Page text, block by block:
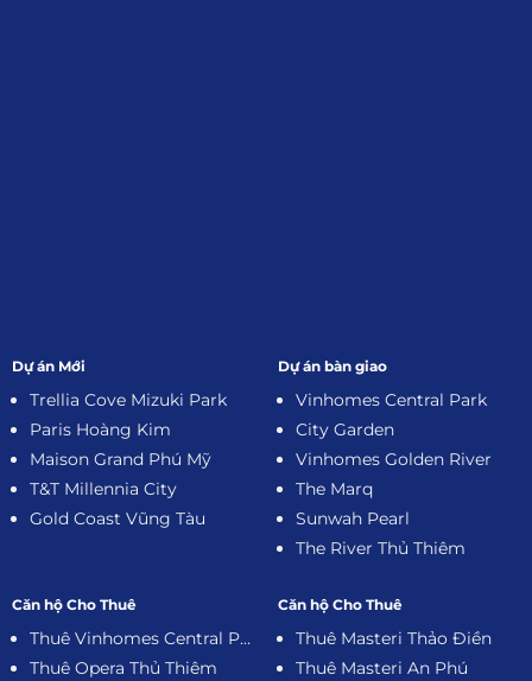
Dự án Mới
Trellia Cove Mizuki Park
Paris Hoàng Kim
Maison Grand Phú Mỹ
T&T Millennia City
Gold Coast Vũng Tàu
Dự án bàn giao
Vinhomes Central Park
City Garden
Vinhomes Golden River
The Marq
Sunwah Pearl
The River Thủ Thiêm
Căn hộ Cho Thuê
Thuê Vinhomes Central Park
Thuê Opera Thủ Thiêm
Căn hộ Cho Thuê
Thuê Masteri Thảo Điền
Thuê Masteri An Phú